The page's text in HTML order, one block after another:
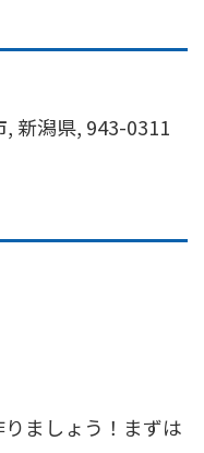
新潟県, 943-0311
ましょう！まずは